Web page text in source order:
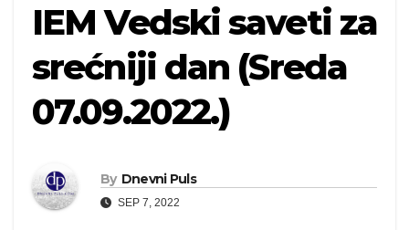
IEM Vedski saveti za
srećniji dan (Sreda
07.09.2022.)
By Dnevni Puls
SEP 7, 2022